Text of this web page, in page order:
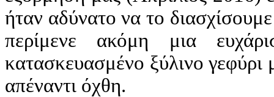
ήταν αδύνατο να το
περίμενε ακόμη μια
κατασκευασμένο ξύλινο
απέναντι όχθη.